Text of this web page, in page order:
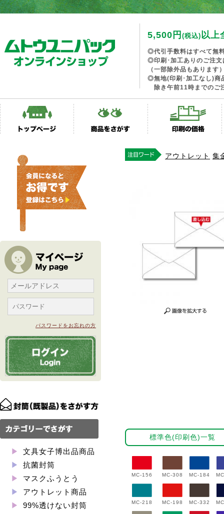
5,500円 (税込)以上
◎代引手数料はすべて無
◎印刷･加工ありのご注文
（一部除外品もあります
◎無地(印刷･加工なし)商
除き午前11時までのご
パスワードをお忘れの方
文具女子博出品商品
抗菌封筒
マスクふうとう
アウトレット商品
99%透けない封筒
アウトレット 集
標準色(印刷色)一覧
MC-156 MC-308 MC-184
MC-218 MC-198 MC-332